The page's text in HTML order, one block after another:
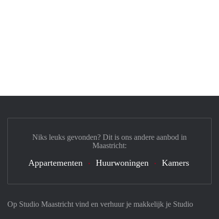
Op Studio Maastricht vind en verhuur je makkelijk je Studio
Niks leuks gevonden? Dit is ons andere aanbod in
Maastricht:
Appartementen Huurwoningen Kamers